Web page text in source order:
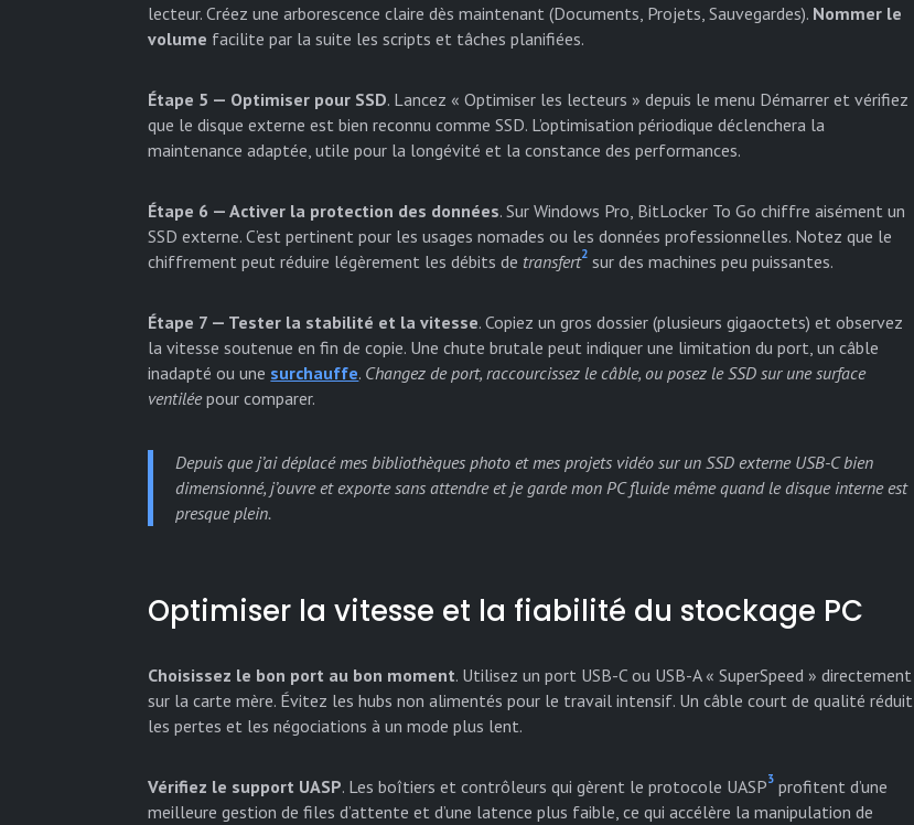
lecteur. Créez une arborescence claire dès maintenant (Documents, Projets, Sauvegardes). Nommer le
volume facilite par la suite les scripts et tâches planifiées.
Étape 5 — Optimiser pour SSD. Lancez « Optimiser les lecteurs » depuis le menu Démarrer et vérifiez
que le disque externe est bien reconnu comme SSD. L’optimisation périodique déclenchera la
maintenance adaptée, utile pour la longévité et la constance des performances.
Étape 6 — Activer la protection des données. Sur Windows Pro, BitLocker To Go chiffre aisément un
SSD externe. C’est pertinent pour les usages nomades ou les données professionnelles. Notez que le
chiffrement peut réduire légèrement les débits de transfert2 sur des machines peu puissantes.
Étape 7 — Tester la stabilité et la vitesse. Copiez un gros dossier (plusieurs gigaoctets) et observez
la vitesse soutenue en fin de copie. Une chute brutale peut indiquer une limitation du port, un câble
inadapté ou une surchauffe. Changez de port, raccourcissez le câble, ou posez le SSD sur une surface
ventiléepour comparer.
Depuis que j’ai déplacé mes bibliothèques photo et mes projets vidéo sur un SSD externe USB-C bien
dimensionné, j’ouvre et exporte sans attendre et je garde mon PC fluide même quand le disque interne est
presque plein.
Optimiser la vitesse et la fiabilité du stockage PC
Choisissez le bon port au bon moment. Utilisez un port USB-C ou USB-A « SuperSpeed » directement
sur la carte mère. Évitez les hubs non alimentés pour le travail intensif. Un câble court de qualité réduit
les pertes et les négociations à un mode plus lent.
Vérifiez le support UASP. Les boîtiers et contrôleurs qui gèrent le protocole UASP3 profitent d’une
meilleure gestion de files d’attente et d’une latence plus faible, ce qui accélère la manipulation de